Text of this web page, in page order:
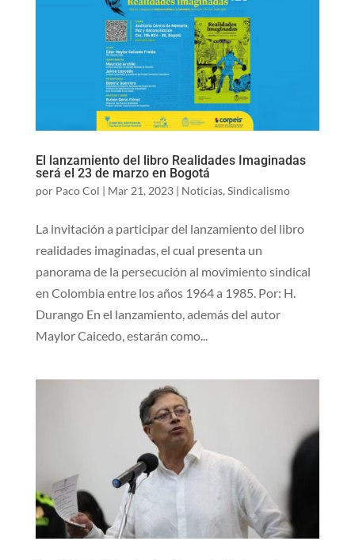
El lanzamiento del libro Realidades Imaginadas
será el 23 de marzo en Bogotá
por Paco Col | Mar 21, 2023| Noticias, Sindicalismo
La invitación a participar del lanzamiento del libro
realidades imaginadas, el cual presenta un
panorama de la persecución al movimiento sindical
en Colombia entre los años 1964 a 1985. Por: H.
Durango En el lanzamiento, además del autor
Maylor Caicedo, estarán como...